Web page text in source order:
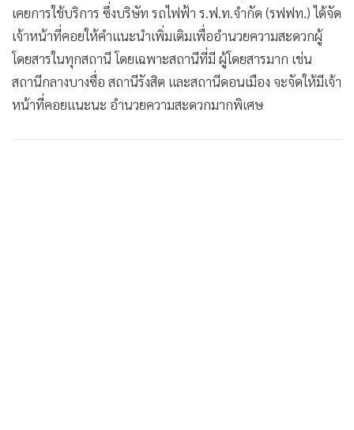
เคยการใช้บริการ ซึ่งบริษัท รถไฟฟ้า ร.ฟ.ท.จำกัด (รฟฟท.) ได้จัด
เจ้าหน้าที่คอยให้คำแนะนำเพิ่มเติมเพื่ออำนวยความสะดวกผู้
โดยสารในทุกสถานี โดยเฉพาะสถานีที่มี ผู้โดยสารมาก เช่น
สถานีกลางบางซื่อ สถานีรังสิต และสถานีดอนเมือง จะจัดให้มีเจ้า
หน้าที่คอยแนะนะ อำนวยความสะดวกมากพิเศษ